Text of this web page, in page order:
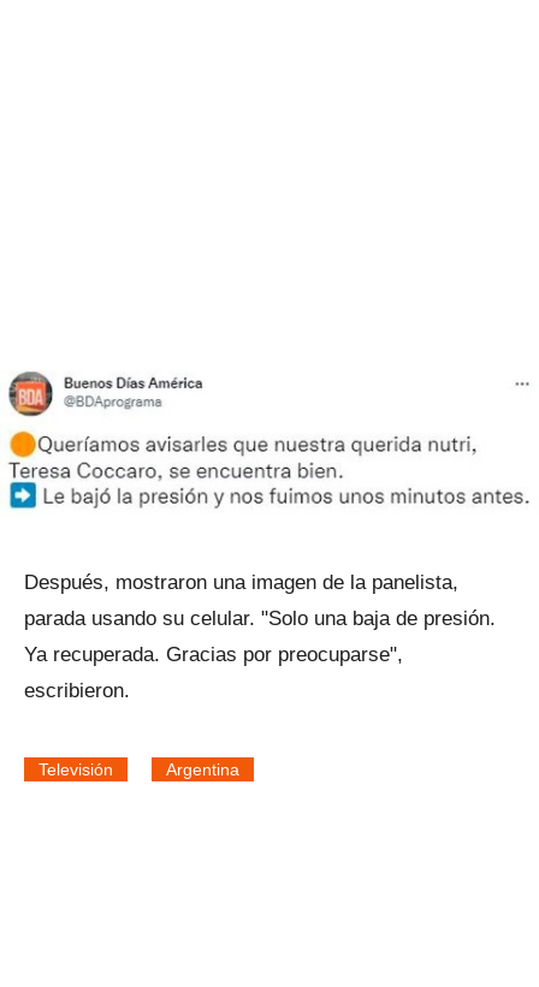
Después, mostraron una imagen de la panelista,
parada usando su celular. "Solo una baja de presión.
Ya recuperada. Gracias por preocuparse",
escribieron.
Televisión Argentina